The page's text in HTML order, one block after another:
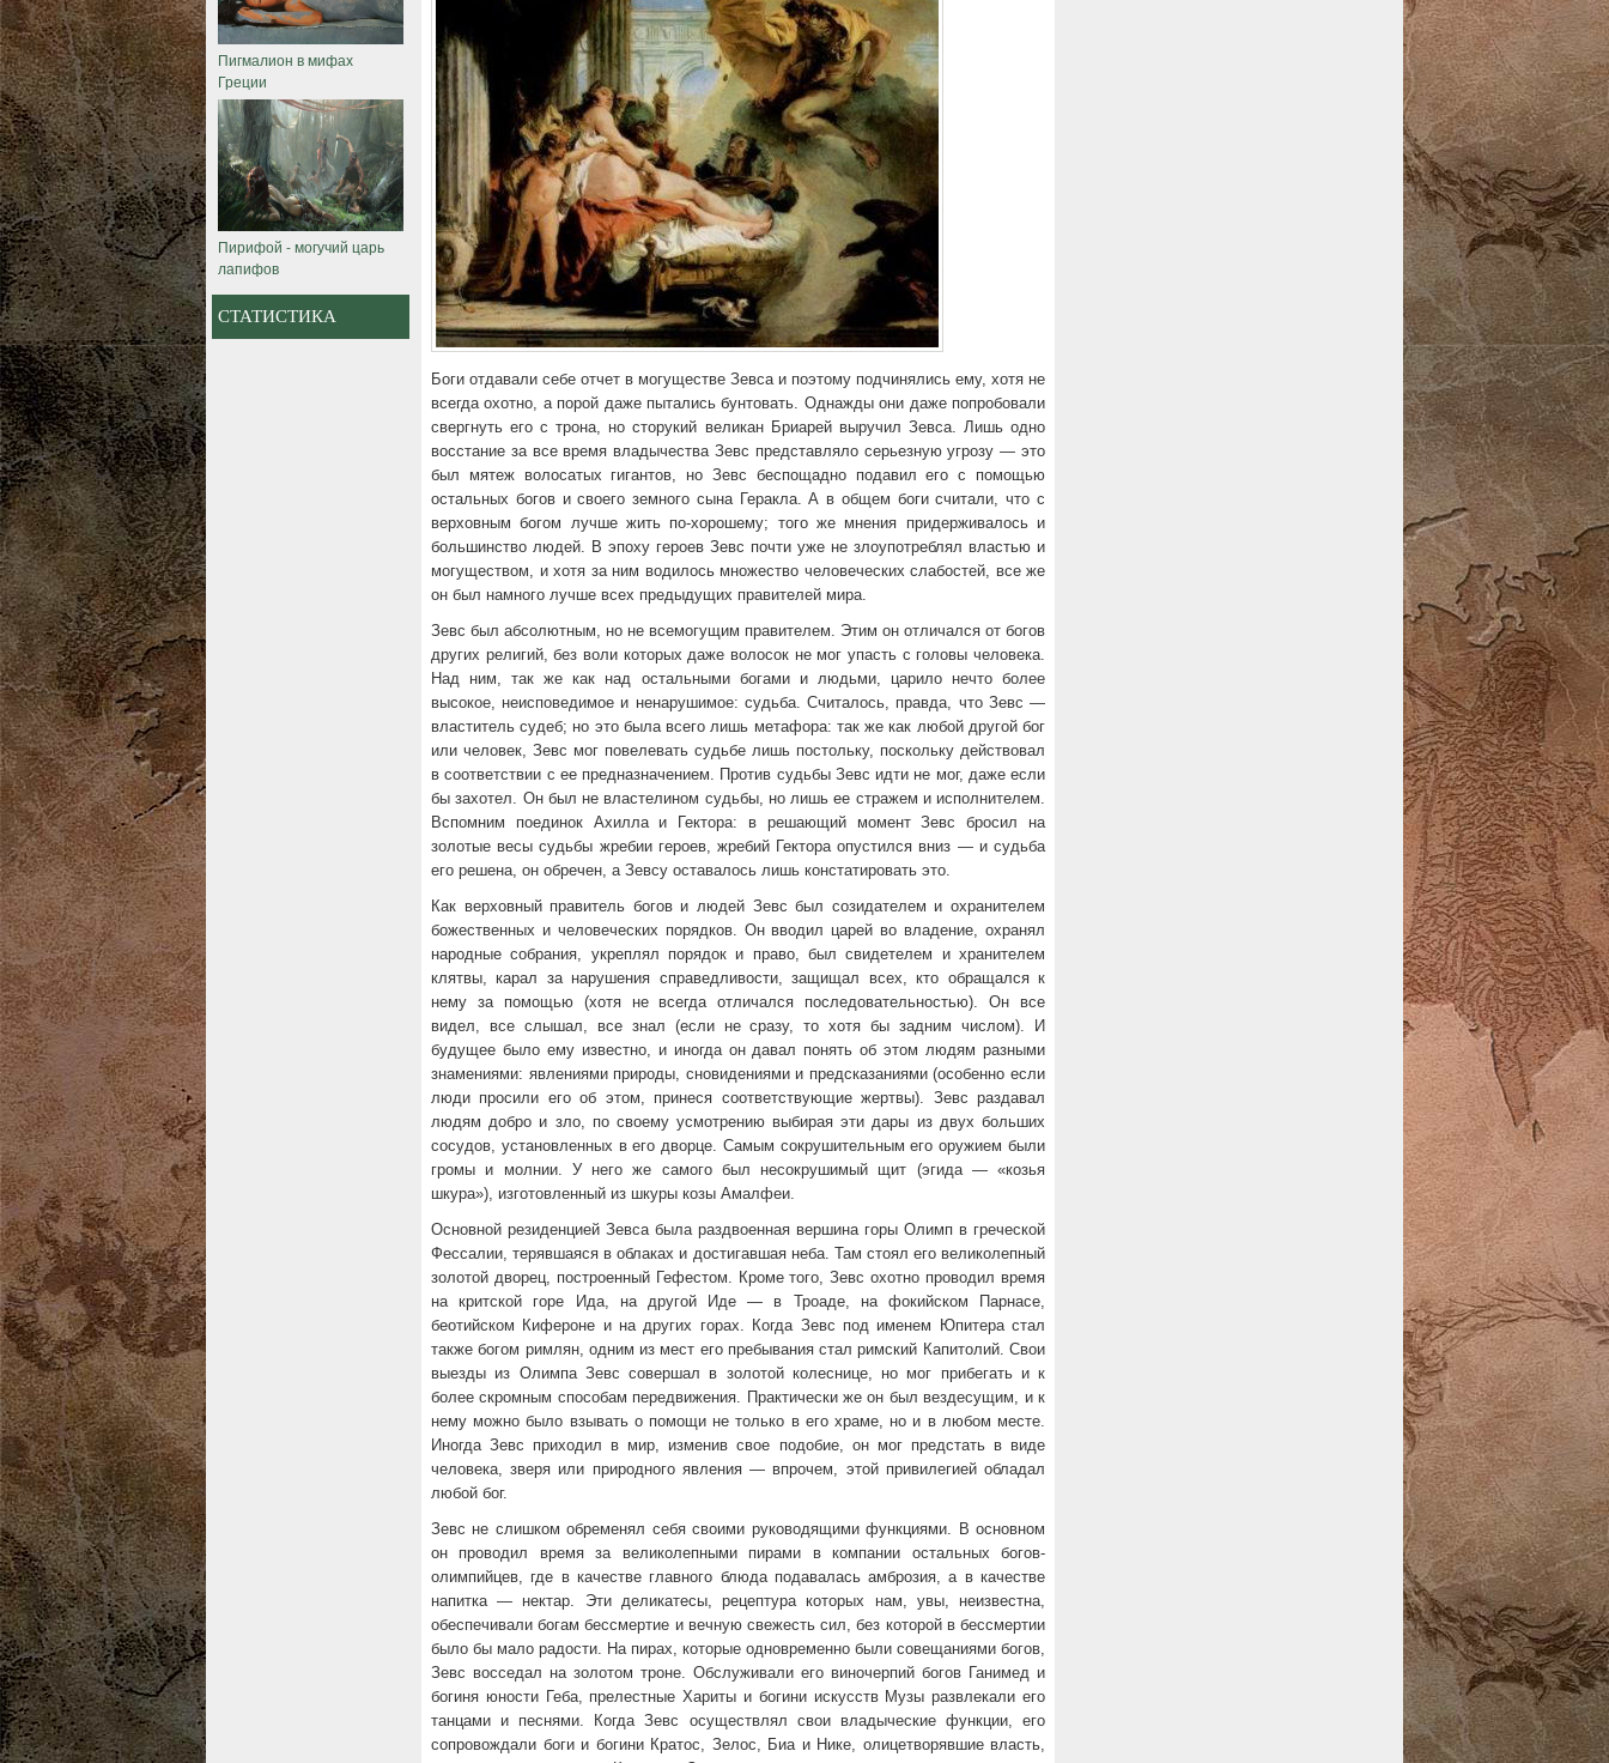
Пигмалион в мифах
Греции
Пирифой - могучий царь
лапифов
СТАТИСТИКА
Боги отдавали себе отчет в могуществе Зевса и поэтому подчинялись ему, хотя не
всегда охотно, а порой даже пытались бунтовать. Однажды они даже попробовали
свергнуть его с трона, но сторукий великан Бриарей выручил Зевса. Лишь одно
восстание за все время владычества Зевс представляло серьезную угрозу — это
был мятеж волосатых гигантов, но Зевс беспощадно подавил его с помощью
остальных богов и своего земного сына Геракла. А в общем боги считали, что с
верховным богом лучше жить по-хорошему; того же мнения придерживалось и
большинство людей. В эпоху героев Зевс почти уже не злоупотреблял властью и
могуществом, и хотя за ним водилось множество человеческих слабостей, все же
он был намного лучше всех предыдущих правителей мира.
Зевс был абсолютным, но не всемогущим правителем. Этим он отличался от богов
других религий, без воли которых даже волосок не мог упасть с головы человека.
Над ним, так же как над остальными богами и людьми, царило нечто более
высокое, неисповедимое и ненарушимое: судьба. Считалось, правда, что Зевс —
властитель судеб; но это была всего лишь метафора: так же как любой другой бог
или человек, Зевс мог повелевать судьбе лишь постольку, поскольку действовал
в соответствии с ее предназначением. Против судьбы Зевс идти не мог, даже если
бы захотел. Он был не властелином судьбы, но лишь ее стражем и исполнителем.
Вспомним поединок Ахилла и Гектора: в решающий момент Зевс бросил на
золотые весы судьбы жребии героев, жребий Гектора опустился вниз — и судьба
его решена, он обречен, а Зевсу оставалось лишь констатировать это.
Как верховный правитель богов и людей Зевс был созидателем и охранителем
божественных и человеческих порядков. Он вводил царей во владение, охранял
народные собрания, укреплял порядок и право, был свидетелем и хранителем
клятвы, карал за нарушения справедливости, защищал всех, кто обращался к
нему за помощью (хотя не всегда отличался последовательностью). Он все
видел, все слышал, все знал (если не сразу, то хотя бы задним числом). И
будущее было ему известно, и иногда он давал понять об этом людям разными
знамениями: явлениями природы, сновидениями и предсказаниями (особенно если
люди просили его об этом, принеся соответствующие жертвы). Зевс раздавал
людям добро и зло, по своему усмотрению выбирая эти дары из двух больших
сосудов, установленных в его дворце. Самым сокрушительным его оружием были
громы и молнии. У него же самого был несокрушимый щит (эгида — «козья
шкура»), изготовленный из шкуры козы Амалфеи.
Основной резиденцией Зевса была раздвоенная вершина горы Олимп в греческой
Фессалии, терявшаяся в облаках и достигавшая неба. Там стоял его великолепный
золотой дворец, построенный Гефестом. Кроме того, Зевс охотно проводил время
на критской горе Ида, на другой Иде — в Троаде, на фокийском Парнасе,
беотийском Кифероне и на других горах. Когда Зевс под именем Юпитера стал
также богом римлян, одним из мест его пребывания стал римский Капитолий. Свои
выезды из Олимпа Зевс совершал в золотой колеснице, но мог прибегать и к
более скромным способам передвижения. Практически же он был вездесущим, и к
нему можно было взывать о помощи не только в его храме, но и в любом месте.
Иногда Зевс приходил в мир, изменив свое подобие, он мог предстать в виде
человека, зверя или природного явления — впрочем, этой привилегией обладал
любой бог.
Зевс не слишком обременял себя своими руководящими функциями. В основном
он проводил время за великолепными пирами в компании остальных богов-
олимпийцев, где в качестве главного блюда подавалась амброзия, а в качестве
напитка — нектар. Эти деликатесы, рецептура которых нам, увы, неизвестна,
обеспечивали богам бессмертие и вечную свежесть сил, без которой в бессмертии
было бы мало радости. На пирах, которые одновременно были совещаниями богов,
Зевс восседал на золотом троне. Обслуживали его виночерпий богов Ганимед и
богиня юности Геба, прелестные Хариты и богини искусств Музы развлекали его
танцами и песнями. Когда Зевс осуществлял свои владыческие функции, его
сопровождали боги и богини Кратос, Зелос, Биа и Нике, олицетворявшие власть,